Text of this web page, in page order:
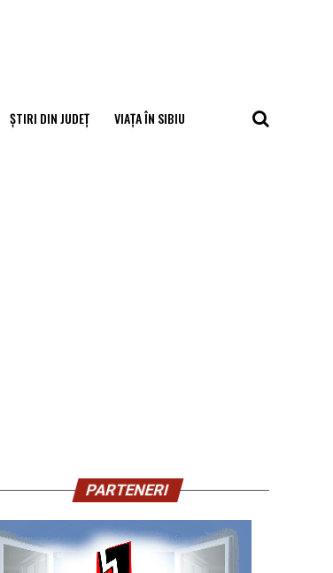
ȘTIRI DIN JUDEȚ VIAȚA ÎN SIBIU
PARTENERI